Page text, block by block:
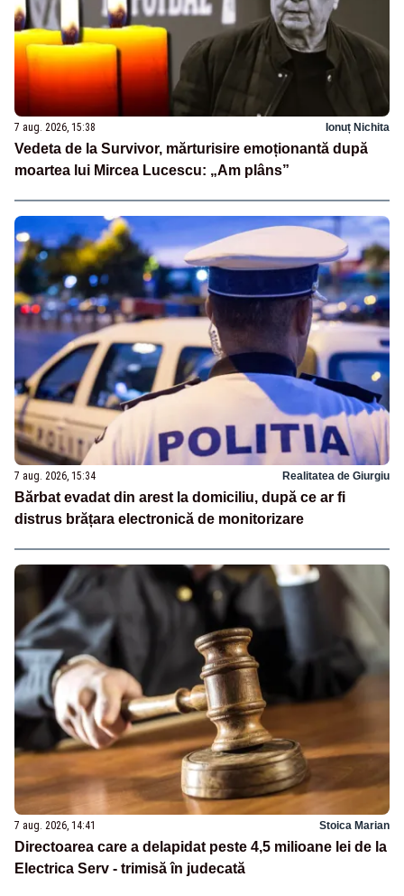
7 aug. 2026, 15:38 Ionuț Nichita
Vedeta de la Survivor, mărturisire emoționantă după
moartea lui Mircea Lucescu: „Am plâns”
7 aug. 2026, 15:34 Realitatea de Giurgiu
Bărbat evadat din arest la domiciliu, după ce ar fi
distrus brățara electronică de monitorizare
7 aug. 2026, 14:41 Stoica Marian
Directoarea care a delapidat peste 4,5 milioane lei de la
Electrica Serv - trimisă în judecată